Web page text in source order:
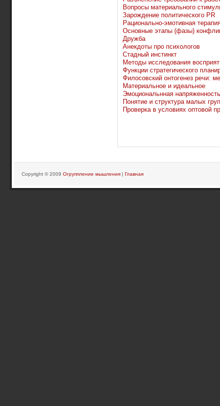
Вопросы материального
Зарождение политического PR
Рационально-эмотивная
Основные этапы (фазы)
Дружба
Анекдоты про психологов
Стадный инстинкт
Методы исследования
Функции стратегического
Филосовский онтогенез речи:
Материальное и идеальное
Эмоциональнная
Понятие и структура малых
Проверка в условиях оптовой
Copyright © 2009 Огруппление мышления | Главная